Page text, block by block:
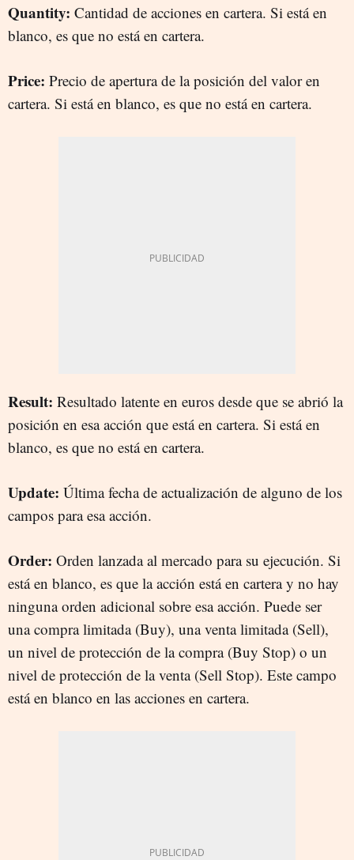
Quantity: Cantidad de acciones en cartera. Si está en
blanco, es que no está en cartera.
Price: Precio de apertura de la posición del valor en
cartera. Si está en blanco, es que no está en cartera.
Result: Resultado latente en euros desde que se abrió la
posición en esa acción que está en cartera. Si está en
blanco, es que no está en cartera.
Update: Última fecha de actualización de alguno de los
campos para esa acción.
Order: Orden lanzada al mercado para su ejecución. Si
está en blanco, es que la acción está en cartera y no hay
ninguna orden adicional sobre esa acción. Puede ser
una compra limitada (Buy), una venta limitada (Sell),
un nivel de protección de la compra (Buy Stop) o un
nivel de protección de la venta (Sell Stop). Este campo
está en blanco en las acciones en cartera.